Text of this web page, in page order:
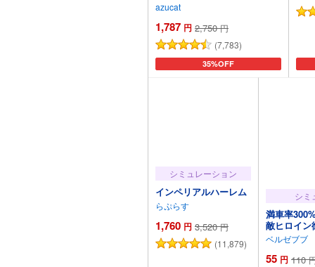
う話
azucat
1,787 円 2,750 円
(7,783)
35%OFF
カートに追加
シミュレーション
インペリアルハーレム
らぷらす
1,760 円 3,520 円
(11,879)
シミ
満車率
敵ヒロイン
ベルゼブブ
55 円 110